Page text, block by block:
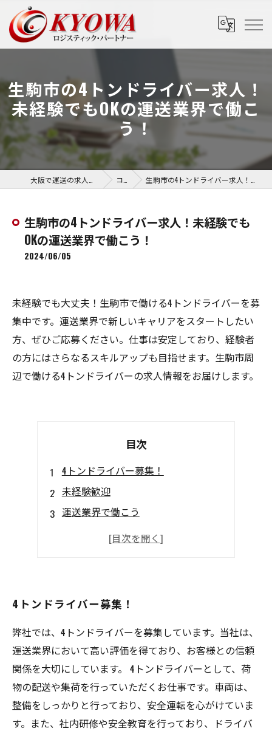
生駒市の4トンドライバー求人！
未経験でもOKの運送業界で働こ
う！
コラム 生駒市の4トンドライバー求人！未経験でもOKの運送業界で働こう！
生駒市の4トンドライバー求人！未経験でも
OKの運送業界で働こう！
2024/06/05
未経験でも大丈夫！生駒市で働ける4トンドライバーを募
集中です。運送業界で新しいキャリアをスタートしたい
方、ぜひご応募ください。仕事は安定しており、経験者
の方にはさらなるスキルアップも目指せます。生駒市周
辺で働ける4トンドライバーの求人情報をお届けします。
目次
4トンドライバー募集！
未経験歓迎
運送業界で働こう
生駒市で安定した職を
4トンドライバー募集！
弊社では、4トンドライバーを募集しています。当社は、
運送業界において高い評価を得ており、お客様との信頼
関係を大切にしています。 4トンドライバーとして、荷
物の配送や集荷を行っていただくお仕事です。車両は、
整備をしっかりと行っており、安全運転を心がけていま
す。また、社内研修や安全教育を行っており、ドライバ